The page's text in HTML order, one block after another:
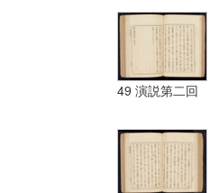
49 演説第二回